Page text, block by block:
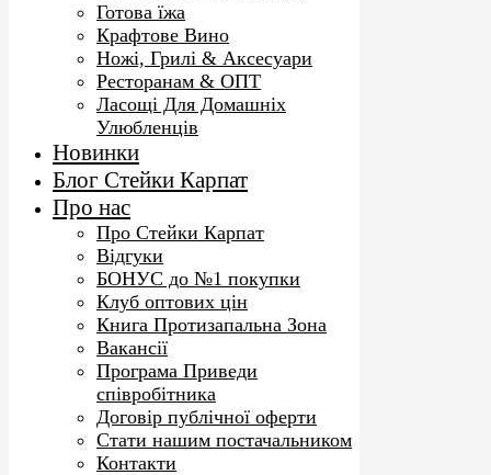
Готова їжа
Крафтове Вино
Ножі, Грилі & Аксесуари
Ресторанам & ОПТ
Ласощі Для Домашніх
Улюбленців
Новинки
Блог Стейки Карпат
Про нас
Про Стейки Карпат
Відгуки
БОНУС до №1 покупки
Клуб оптових цін
Книга Протизапальна Зона
Вакансії
Програма Приведи
співробітника
Договір публічної оферти
Стати нашим постачальником
Контакти